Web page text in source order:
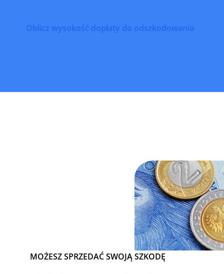
Oblicz wysokość dopłaty do odszkodowania
MOŻESZ SPRZEDAĆ SWOJĄ SZKODĘ